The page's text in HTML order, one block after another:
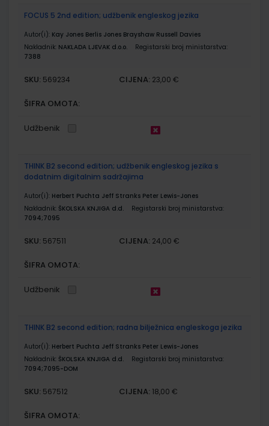
FOCUS 5 2nd edition; udžbenik engleskog jezika
Autor(i): Kay Jones Berlis Jones Brayshaw Russell Davies
Nakladnik: NAKLADA LJEVAK d.o.o.
Registarski broj ministarstva:
7388
SKU: 569234 CIJENA: 23,00 €
ŠIFRA OMOTA:
Udžbenik
THINK B2 second edition; udžbenik engleskog jezika s
dodatnim digitalnim sadržajima
Autor(i): Herbert Puchta Jeff Stranks Peter Lewis-Jones
Nakladnik: ŠKOLSKA KNJIGA d.d.
Registarski broj ministarstva:
7094;7095
SKU: 567511 CIJENA: 24,00 €
ŠIFRA OMOTA:
Udžbenik
THINK B2 second edition; radna bilježnica engleskoga jezika
Autor(i): Herbert Puchta Jeff Stranks Peter Lewis-Jones
Nakladnik: ŠKOLSKA KNJIGA d.d.
Registarski broj ministarstva:
7094;7095-DOM
SKU: 567512 CIJENA: 18,00 €
ŠIFRA OMOTA: